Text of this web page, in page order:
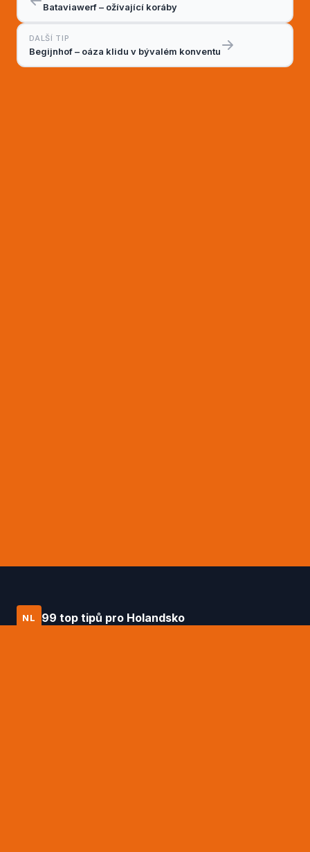
Bataviawerf – ožívající koráby
DALŠÍ TIP
Begijnhof – oáza klidu v bývalém konventu
NL 99 top tipů pro Holandsko